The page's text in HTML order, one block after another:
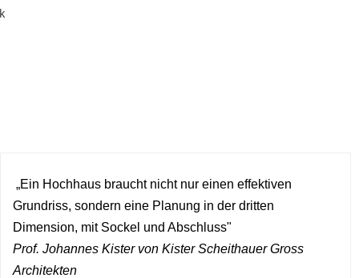
„Ein Hochhaus braucht nicht nur einen effektiven
Grundriss, sondern eine Planung in der dritten
Dimension, mit Sockel und Abschluss"
Prof. Johannes Kister von Kister Scheithauer Gross
Architekten